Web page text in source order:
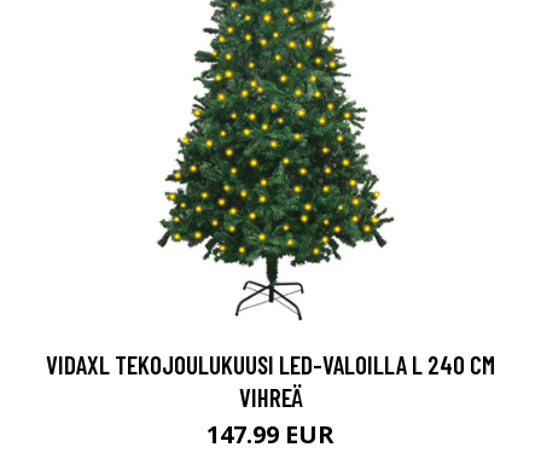
VIDAXL TEKOJOULUKUUSI LED-VALOILLA L 240 CM
VIHREÄ
147.99 EUR